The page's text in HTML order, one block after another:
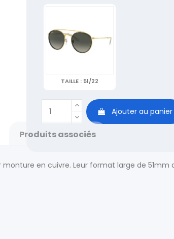
TAILLE : 51/22
Ajouter au panier
Produits associés
en cuivre. Leur format large de 51mm